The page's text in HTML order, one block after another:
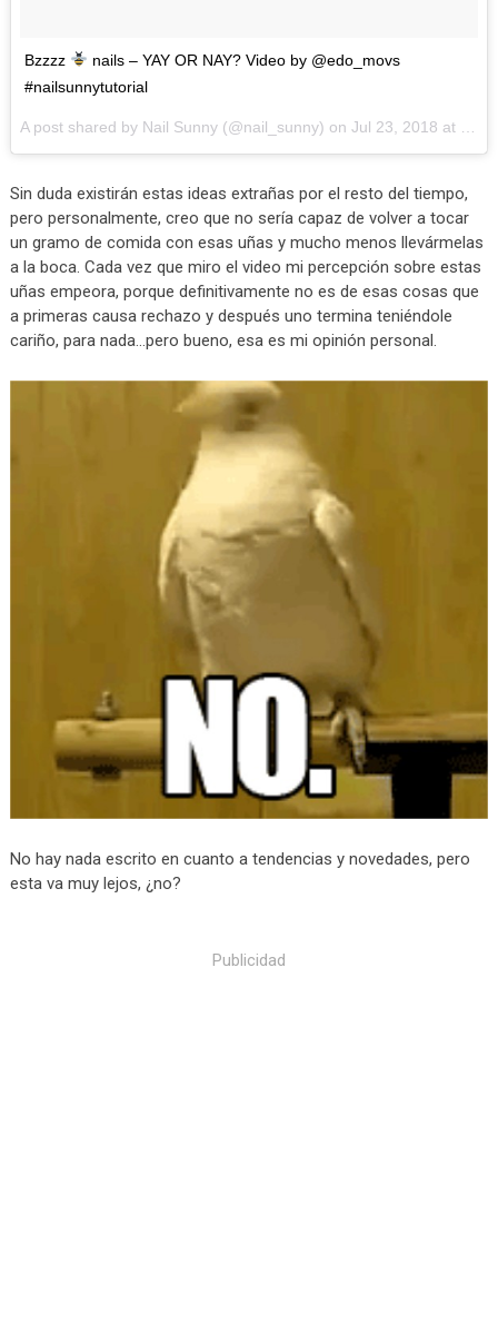
Bzzzz
nails – YAY OR NAY? Video by @edo_movs
#nailsunnytutorial
A post shared by Nail Sunny(@nail_sunny) on Jul 23, 2018 at 10:27am PDT
Sin duda existirán estas ideas extrañas por el resto del tiempo,
pero personalmente, creo que no sería capaz de volver a tocar
un gramo de comida con esas uñas y mucho menos llevármelas
a la boca. Cada vez que miro el video mi percepción sobre estas
uñas empeora, porque definitivamente no es de esas cosas que
a primeras causa rechazo y después uno termina teniéndole
cariño, para nada…pero bueno, esa es mi opinión personal.
No hay nada escrito en cuanto a tendencias y novedades, pero
esta va muy lejos, ¿no?
Publicidad